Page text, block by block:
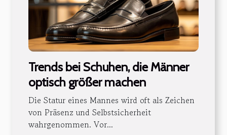
Trends bei Schuhen, die Männer
optisch größer machen
Die Statur eines Mannes wird oft als Zeichen
von Präsenz und Selbstsicherheit
wahrgenommen. Vor...